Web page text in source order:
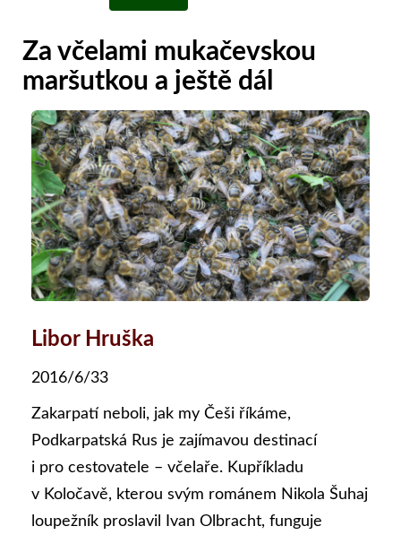
Za včelami mukačevskou
maršutkou a ještě dál
Libor Hruška
2016/6/33
Zakarpatí neboli, jak my Češi říkáme,
Podkarpatská Rus je zajímavou destinací
i pro cestovatele – včelaře. Kupříkladu
v Koločavě, kterou svým románem Nikola Šuhaj
loupežník proslavil Ivan Olbracht, funguje